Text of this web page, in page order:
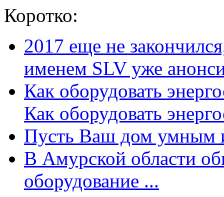
Коротко:
2017 еще не
именем SLV уже
Как оборудовать
Как оборудовать
Пусть Ваш дом умным
В Амурской области
оборудование ...